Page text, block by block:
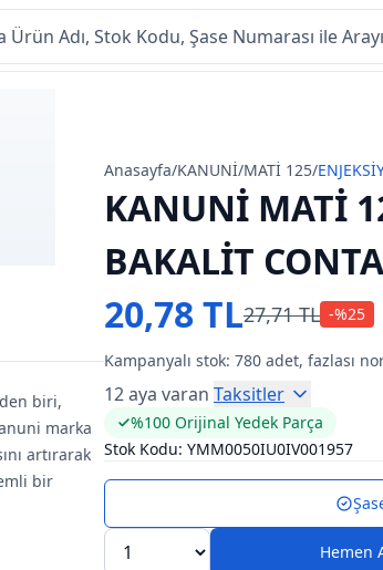
Anasayfa/KANUNİ/MATİ 125/
KANUNİ MATİ
BAKALİT
20,78 TL27,71 TL -%25
Kampanyalı stok: 780 adet, fazlası
12 aya varan Taksitler
%100 Orijinal Yedek Parça
Stok Kodu: YMM0050IU0IV001957
Hemen
biri,
marka
artırarak
bir